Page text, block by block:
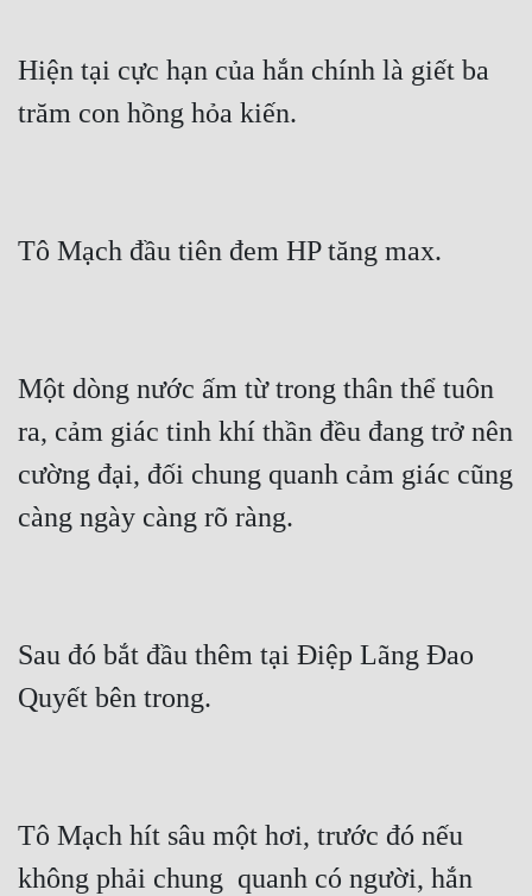
Hiện tại cực hạn của hắn chính là giết ba
trăm con hồng hỏa kiến.
Tô Mạch đầu tiên đem HP tăng max.
Một dòng nước ấm từ trong thân thể tuôn
ra, cảm giác tinh khí thần đều đang trở nên
cường đại, đối chung quanh cảm giác cũng
càng ngày càng rõ ràng.
Sau đó bắt đầu thêm tại Điệp Lãng Đao
Quyết bên trong.
Tô Mạch hít sâu một hơi, trước đó nếu
không phải chung  quanh có người, hắn